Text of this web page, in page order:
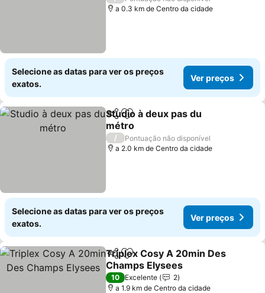
a 0.3 km de Centro da cidade
Selecione as datas para ver os preços
exatos.
Ver preços
PartilharAdicionar aos favoritos
Studio à deux pas du
métro
Ver preços
/
Pontuação não disponível
a 2.0 km de Centro da cidade
Selecione as datas para ver os preços
exatos.
Ver preços
PartilharAdicionar aos favoritos
Triplex Cosy A 20min Des
Champs Elysees
Ver preços
10 Excelente
2
a 1.9 km de Centro da cidade